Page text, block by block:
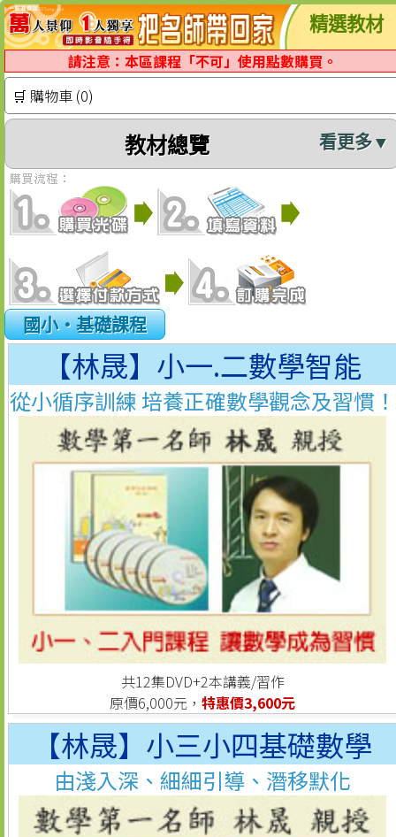
精選教材
請注意：本區課程「不可」使用點數購買。
🛒 購物車 (0)
教材總覽 看更多▼
國小‧基礎課程
【林晟】小一.二數學智能
從小循序訓練 培養正確數學觀念及習慣！
共12集DVD+2本講義/習作
原價6,000元，特惠價3,600元
【林晟】小三小四基礎數學
由淺入深、細細引導、潛移默化